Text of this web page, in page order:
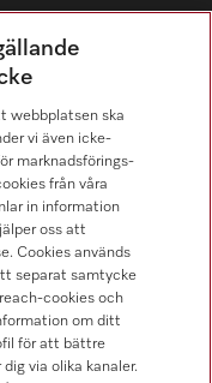
webbplatsen ska
vi även icke-
marknadsförings-
från våra
in information
oss att
Cookies används
separat samtycke
cookies och
om ditt
för att bättre
via olika kanaler.